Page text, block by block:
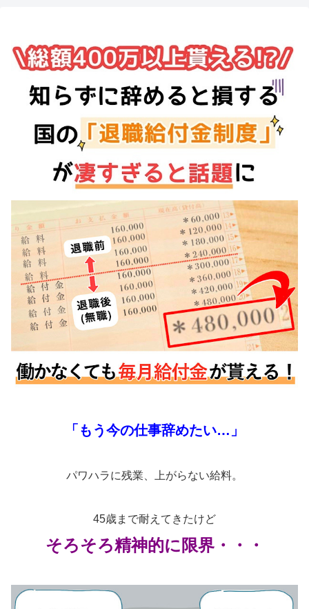
「もう今の仕事辞めたい…」
パワハラに残業、上がらない給料。
45歳まで耐えてきたけど
そろそろ精神的に限界・・・